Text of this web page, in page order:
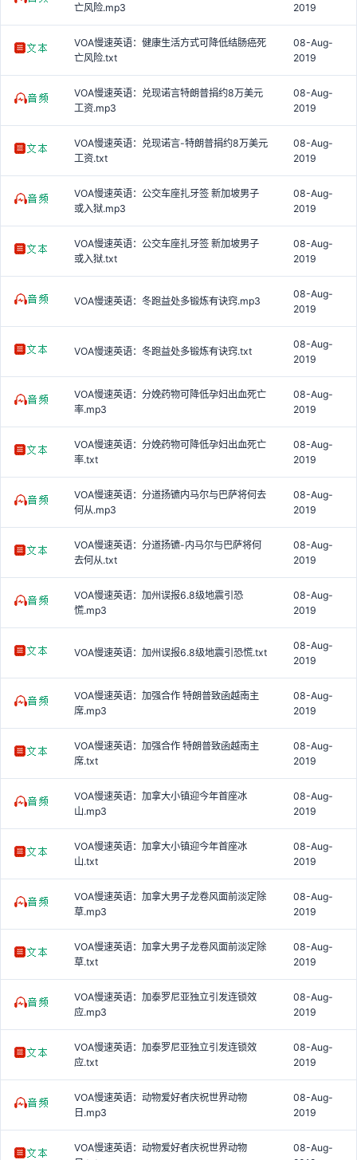
亡风险.mp3
2019
VOA慢速英语：健康生活方式可降低结肠癌死
亡风险.txt
08-Aug-
2019
VOA慢速英语：兑现诺言特朗普捐约8万美元
工资.mp3
08-Aug-
2019
VOA慢速英语：兑现诺言-特朗普捐约8万美元
工资.txt
08-Aug-
2019
VOA慢速英语：公交车座扎牙签 新加坡男子
或入狱.mp3
08-Aug-
2019
VOA慢速英语：公交车座扎牙签 新加坡男子
或入狱.txt
08-Aug-
2019
VOA慢速英语：冬跑益处多锻炼有诀窍.mp3
08-Aug-
2019
VOA慢速英语：冬跑益处多锻炼有诀窍.txt
08-Aug-
2019
VOA慢速英语：分娩药物可降低孕妇出血死亡
率.mp3
08-Aug-
2019
VOA慢速英语：分娩药物可降低孕妇出血死亡
率.txt
08-Aug-
2019
VOA慢速英语：分道扬镳内马尔与巴萨将何去
何从.mp3
08-Aug-
2019
VOA慢速英语：分道扬镳-内马尔与巴萨将何
去何从.txt
08-Aug-
2019
VOA慢速英语：加州误报6.8级地震引恐
慌.mp3
08-Aug-
2019
VOA慢速英语：加州误报6.8级地震引恐慌.txt
08-Aug-
2019
VOA慢速英语：加强合作 特朗普致函越南主
席.mp3
08-Aug-
2019
VOA慢速英语：加强合作 特朗普致函越南主
席.txt
08-Aug-
2019
VOA慢速英语：加拿大小镇迎今年首座冰
山.mp3
08-Aug-
2019
VOA慢速英语：加拿大小镇迎今年首座冰
山.txt
08-Aug-
2019
VOA慢速英语：加拿大男子龙卷风面前淡定除
草.mp3
08-Aug-
2019
VOA慢速英语：加拿大男子龙卷风面前淡定除
草.txt
08-Aug-
2019
VOA慢速英语：加泰罗尼亚独立引发连锁效
应.mp3
08-Aug-
2019
VOA慢速英语：加泰罗尼亚独立引发连锁效
应.txt
08-Aug-
2019
VOA慢速英语：动物爱好者庆祝世界动物
日.mp3
08-Aug-
2019
VOA慢速英语：动物爱好者庆祝世界动物
08-Aug-